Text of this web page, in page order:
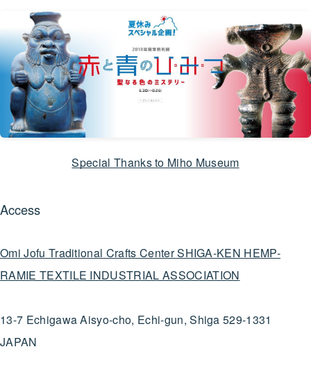
Special Thanks to Miho Museum
Access
Omi Jofu Traditional Crafts Center SHIGA-KEN HEMP-
RAMIE TEXTILE INDUSTRIAL ASSOCIATION
13-7 Echigawa Aisyo-cho, Echi-gun, Shiga 529-1331
JAPAN